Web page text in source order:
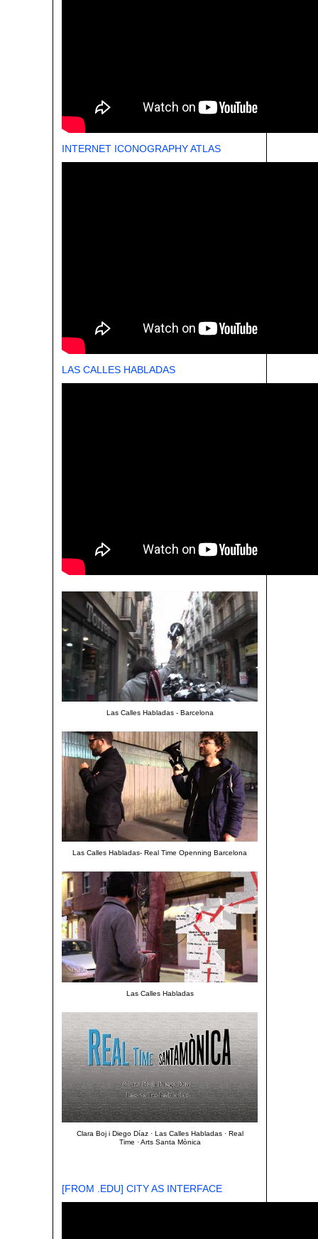
INTERNET ICONOGRAPHY ATLAS
LAS CALLES HABLADAS
Las Calles Habladas - Barcelona
Las Calles Habladas- Real Time Openning Barcelona
Las Calles Habladas
Clara Boj i Diego Díaz · Las Calles Habladas · Real
Time · Arts Santa Mònica
[FROM .EDU] CITY AS INTERFACE